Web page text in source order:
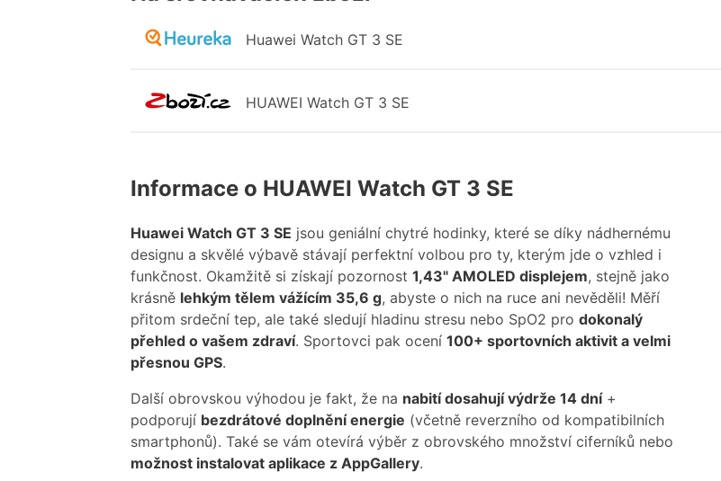
Huawei Watch GT 3 SE
HUAWEI Watch GT 3 SE
Informace o HUAWEI Watch GT 3 SE
Huawei Watch GT 3 SE jsou geniální chytré hodinky, které se díky nádhernému
designu a skvělé výbavě stávají perfektní volbou pro ty, kterým jde o vzhled i
funkčnost. Okamžitě si získají pozornost 1,43" AMOLED displejem, stejně jako
krásně lehkým tělem vážícím 35,6 g, abyste o nich na ruce ani nevěděli! Měří
přitom srdeční tep, ale také sledují hladinu stresu nebo SpO2 pro dokonalý
přehled o vašem zdraví. Sportovci pak ocení 100+ sportovních aktivit a velmi
přesnou GPS.
Další obrovskou výhodou je fakt, že na nabití dosahují výdrže 14 dní+
podporují bezdrátové doplnění energie (včetně reverzního od kompatibilních
smartphonů). Také se vám otevírá výběr z obrovského množství ciferníků nebo
možnost instalovat aplikace z AppGallery.